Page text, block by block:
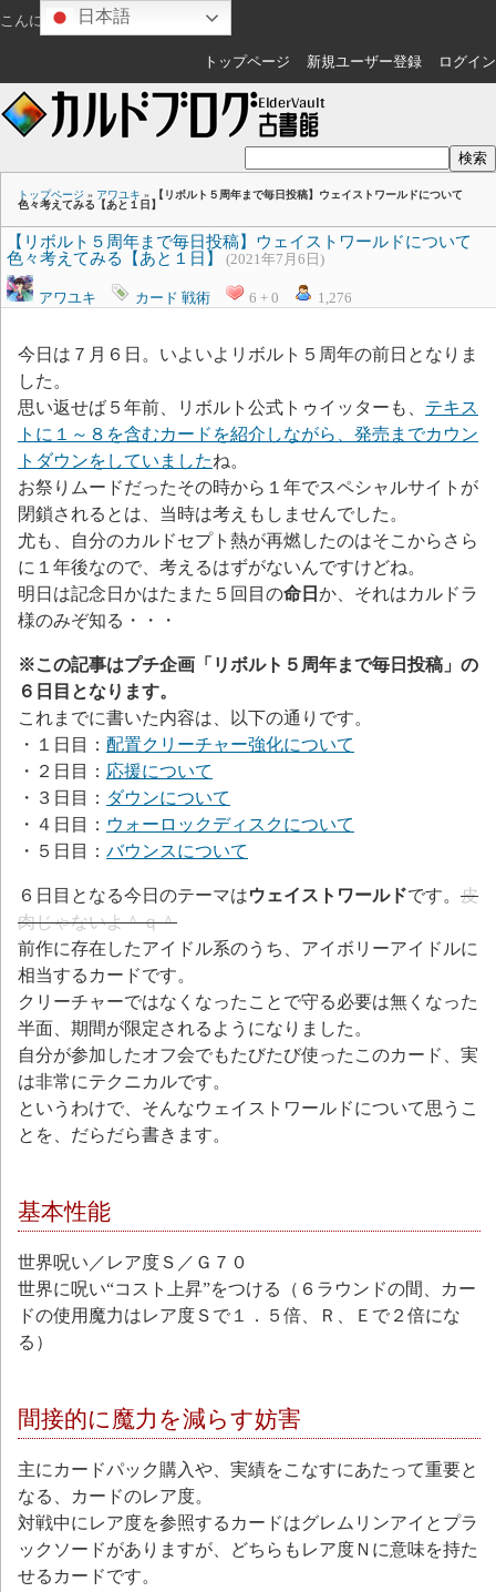
こんにちは ゲスト さん
トップページ 新規ユーザー登録 ログイン
トップページ » アワユキ »
【リボルト５周年まで毎日投稿】ウェイストワールドについて
色々考えてみる【あと１日】
【リボルト５周年まで毎日投稿】ウェイストワールドについて
色々考えてみる【あと１日】
(2021年7月6日)
アワユキ カード 戦術 6 + 0 1,276
今日は７月６日。いよいよリボルト５周年の前日となりま
した。
思い返せば５年前、リボルト公式トゥイッターも、 テキス
トに １～８を含むカードを紹介しながら、発売ま でカウン
ト ダウンをしていましたね。
お祭りムードだったその時から１年でスペシャルサイトが
閉鎖されるとは、当時は考えもしませんでした。
尤も、自分のカルドセプト熱が再燃したのはそこからさら
に１年後なので、考えるはずがないんですけどね。
明日は記念日かはたまた５回目の命日 か、それはカルドラ
様のみぞ知る・・・
※この記事はプチ企画「リボルト５周年まで毎日投稿」の
６日目となります。
これまでに書いた内容は、以下の通りです。
・１日目： 配置クリーチャー強化について
・２日目： 応援について
・３日目： ダウンについて
・４日目： ウォーロックディスクについて
・５日目： バウンスについて
６日目となる今日のテーマはウェイストワールドです。 皮
肉じゃないよ＾ｑ＾
前作に存在したアイドル系のうち、アイボリーアイドルに
相当するカードです。
クリーチャーではなくなったことで守る必要は無くなった
半面、期間が限定されるようになりました。
自分が参加したオフ会でもたびたび使ったこのカード、実
は非常にテクニカルです。
というわけで、そんなウェイストワールドについて思うこ
とを、だらだら書きます。
基本性能
世界呪い／レア度Ｓ／Ｇ７０
世界に呪い“コスト上昇”をつける（６ラウンドの間、カー
ドの使用魔力はレア度Ｓで１．５倍、Ｒ、Ｅで２倍にな
る）
間接的に魔力を減らす妨害
主にカードパック購入や、実績をこなすにあたって重要と
なる、カードのレア度。
対戦中にレア度を参照するカードはグレムリンアイとプラ
ックソードがありますが、どちらもレア度Ｎに意味を持た
せるカードです。
日本語